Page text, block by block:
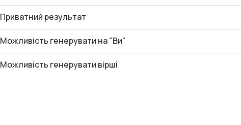
Приватний результат
Можливість генерувати на "Ви"
Можливість генерувати вірші